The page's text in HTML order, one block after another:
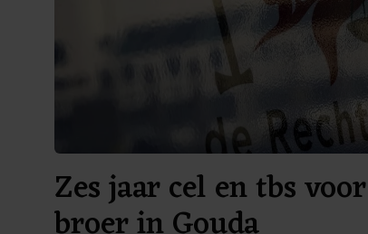
Zes jaar cel en tbs